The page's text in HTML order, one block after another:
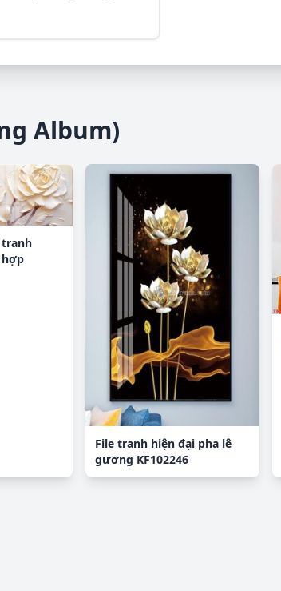
Album)
File tranh hiện đại pha lê
gương KF102246